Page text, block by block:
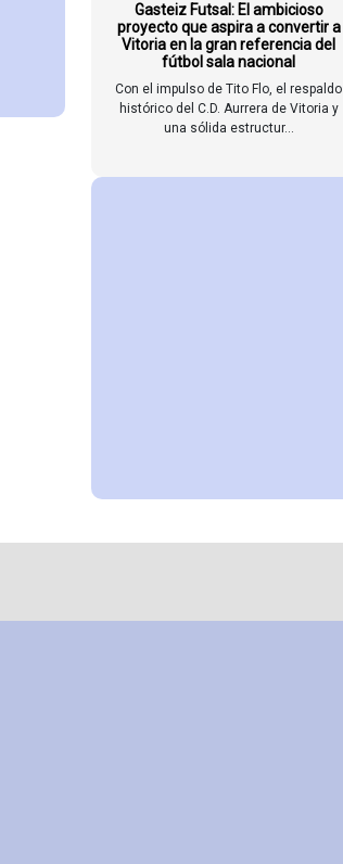
Gasteiz Futsal: El ambicioso
proyecto que aspira a convertir a
Vitoria en la gran referencia del
fútbol sala nacional
Con el impulso de Tito Flo, el respaldo
histórico del C.D. Aurrera de Vitoria y
una sólida estructur...